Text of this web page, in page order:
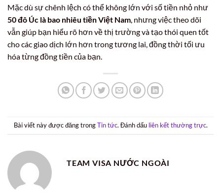
Mặc dù sự chênh lệch có thể không lớn với số tiền nhỏ như
50 đô Úc là bao nhiêu tiền Việt Nam, nhưng việc theo dõi
vẫn giúp bạn hiểu rõ hơn về thị trường và tạo thói quen tốt
cho các giao dịch lớn hơn trong tương lai, đồng thời tối ưu
hóa từng đồng tiền của bạn.
Bài viết này được đăng trongTin tức. Đánh dấu liên kết thường trực.
TEAM VISA NƯỚC NGOÀI